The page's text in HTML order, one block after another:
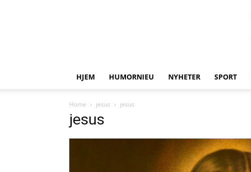
HJEM HUMORNIEU NYHETER SPORT
Home jesus jesus
jesus